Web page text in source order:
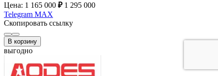
Цена: 1 165 000 ₽ 1 295 000
Telegram MAX
Скопировать ссылку
В корзину
выгодно